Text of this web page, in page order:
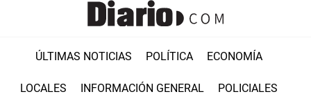
ÚLTIMAS NOTICIAS POLÍTICA ECONOMÍA
LOCALES INFORMACIÓN GENERAL POLICIALES